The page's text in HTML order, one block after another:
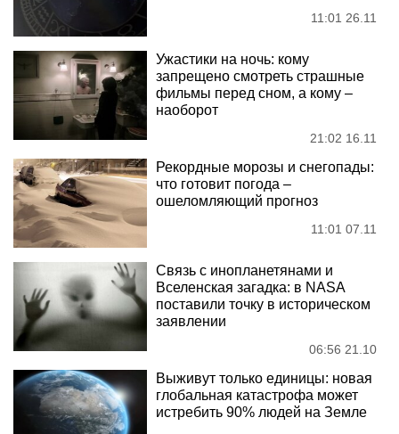
11:01 26.11
Ужастики на ночь: кому
запрещено смотреть страшные
фильмы перед сном, а кому –
наоборот
21:02 16.11
Рекордные морозы и снегопады:
что готовит погода –
ошеломляющий прогноз
11:01 07.11
Связь с инопланетянами и
Вселенская загадка: в NASA
поставили точку в историческом
заявлении
06:56 21.10
Выживут только единицы: новая
глобальная катастрофа может
истребить 90% людей на Земле